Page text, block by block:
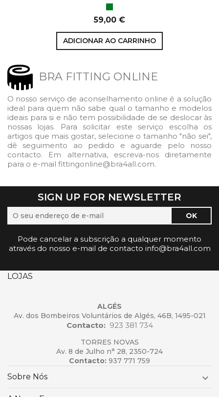
Preço
59,00 €
ADICIONAR AO CARRINHO
BRA FITTING ONLINE
O nosso serviço de aconselhamento online é a solução
ideal para quem não sabe qual o tamanho e modelos
ideais para si e não tem possibilidade de se deslocar às
nossas lojas. Para solicitar este serviço escolha os
artigos que mais gostar, selecione o tamanho "não sei",
dê seguimento ao pedido e aguarde pelo nosso
contacto. Em alternativa, escreva-nos diretamente
para o e-mail fittingonline@bra4all.com.
SIGN UP FOR NEWSLETTER
Pode cancelar a subscrição a qualquer momento
através do nosso e-mail de contacto info@bra4all.com
LOJAS
ALGÉS
Av. dos Bombeiros Voluntários de Algés, 46B, 1495-021
Contacto: 923 381 734
TORRES NOVAS
Av. 8 de Julho n° 28, 2350-724
Contacto: 937 771 759
Sobre Nós 